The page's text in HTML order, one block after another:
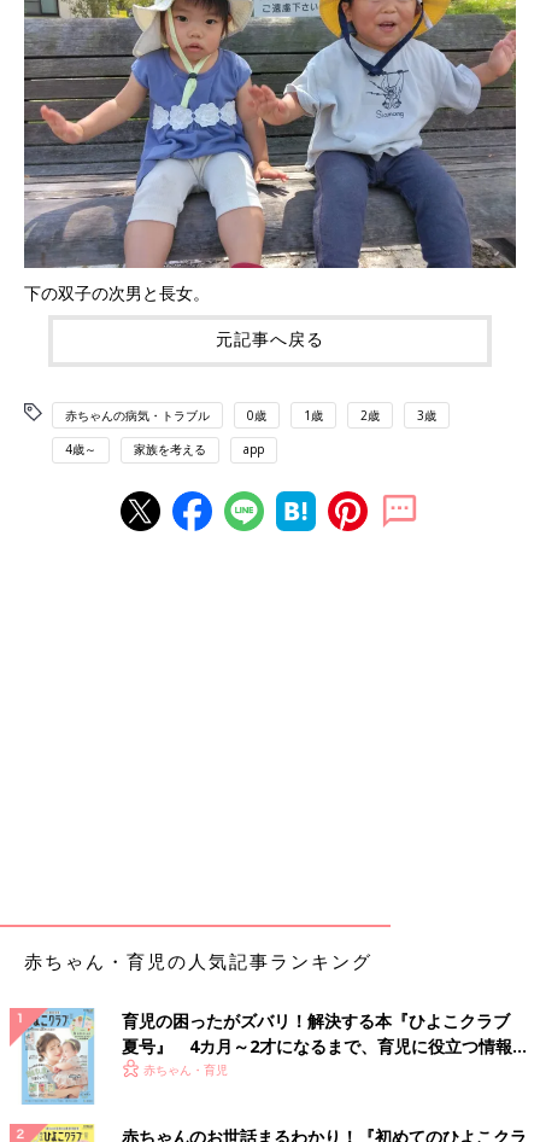
下の双子の次男と長女。
元記事へ戻る
赤ちゃんの病気・トラブル 0歳 1歳 2歳 3歳
4歳～ 家族を考える app
赤ちゃん・育児の人気記事ランキング
育児の困ったがズバリ！解決する本『ひよこクラブ
夏号』 4カ月～2才になるまで、育児に役立つ情報が
いっぱい！
赤ちゃん・育児
赤ちゃんのお世話まるわかり！『初めてのひよこクラ